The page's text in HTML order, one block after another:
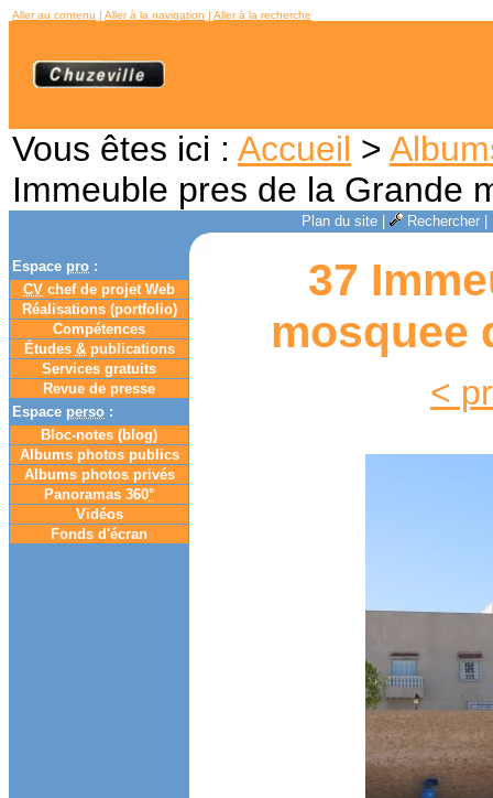
Aller au contenu | Aller à la navigation | Aller à la recherche
Vous êtes ici : Accueil >
Immeuble pres de la Grande
Plan du site| Rechercher|
Espace pro :
CV chef de projet Web
Réalisations (portfolio)
Compétences
Études &publications
Services gratuits
Revue de presse
Espace perso :
Bloc-notes (blog)
Albums photos publics
Albums photos privés
Panoramas 360°
Vidéos
Fonds d'écran
37
mosquee
<